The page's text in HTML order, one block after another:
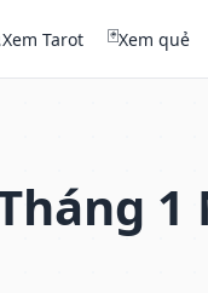
Xem Tarot 🃏Xem quẻ
1